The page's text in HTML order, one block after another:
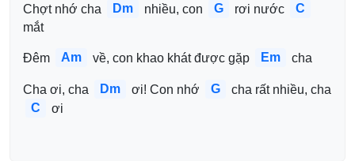
Chợt nhớ cha Dm nhiều, con G rơi nước
C
mắt
Đêm Am về, con khao khát được gặp Em cha
Cha ơi, cha Dm ơi! Con nhớ G
C
ơi